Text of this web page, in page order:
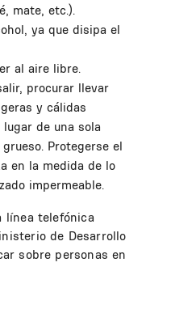
mate, etc.).
ya que disipa el
al aire libre.
procurar llevar
y cálidas
de una sola
Protegerse el
en la medida de lo
impermeable.
línea telefónica
de Desarrollo
sobre personas en